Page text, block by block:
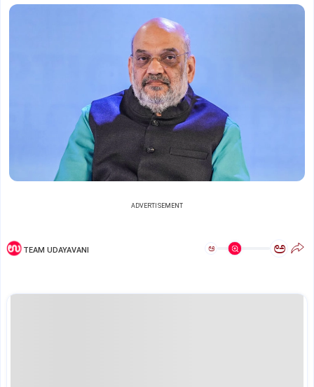
ADVERTISEMENT
TEAM UDAYAVANI ಅ ಅ